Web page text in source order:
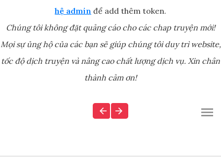
hệ admin để add thêm token.
Chúng tôi không đặt quảng cáo cho các chap truyện mới!
Mọi sự ủng hộ của các bạn sẽ giúp chúng tôi duy trì website,
tốc độ dịch truyện và nâng cao chất lượng dịch vụ. Xin chân
thành cảm ơn!